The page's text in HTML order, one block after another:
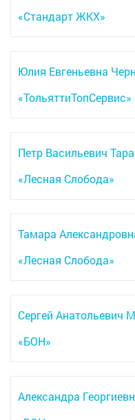
«Стандарт ЖКХ»
Юлия Евгеньевна
«ТольяттиТопСервис»
Петр Васильевич
«Лесная Слобода»
Тамара
«Лесная Слобода»
Сергей Анатольевич
«БОН»
Александра